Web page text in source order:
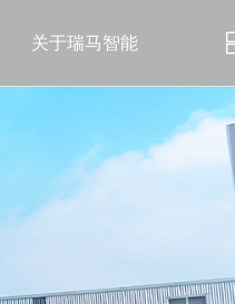
关于瑞马智能